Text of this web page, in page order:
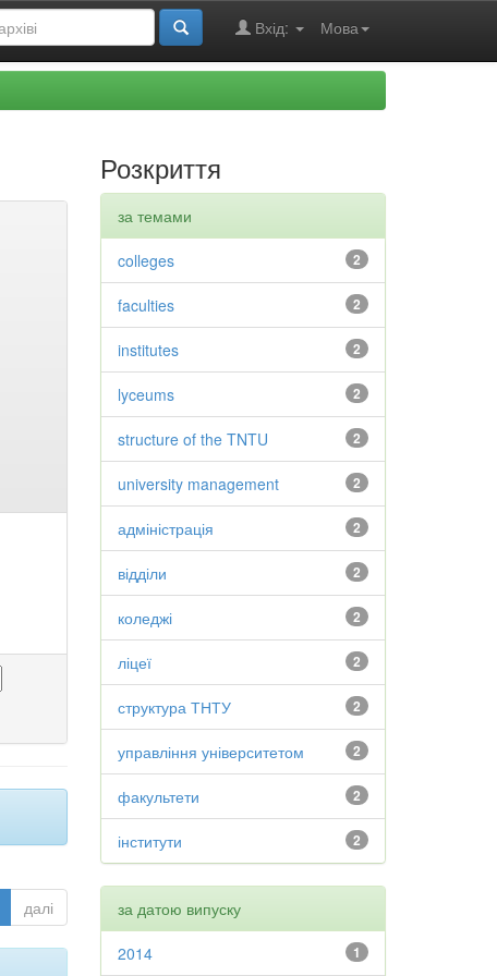
Мова
Вхід:
далі
Розкриття
за темами
2
colleges
2
faculties
2
institutes
2
lyceums
2
structure of the TNTU
2
university management
2
адміністрація
2
відділи
2
коледжі
2
ліцеї
2
структура ТНТУ
2
управління університетом
2
факультети
2
інститути
за датою випуску
1
2014